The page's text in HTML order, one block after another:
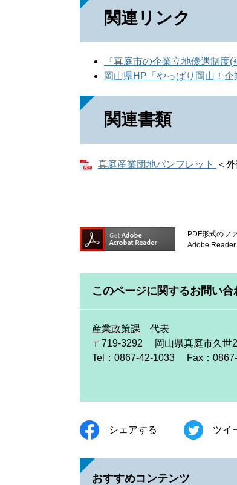
関連リンク
『真庭市の企業立地優遇制度(
岡山県HP「やっぱり岡山！企
関連書類
真庭産業団地パンフレット ＜
PDF形式のフ
Adobe Reader
このページに関するお問い合
産業政策課
代表
〒719-3292
岡山県真庭市久世
Tel：0867-42-1033
Fax：
シェアする ツイ
おすすめコンテンツ